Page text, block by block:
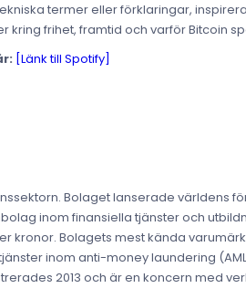
termer eller förklaringar,
frihet, framtid och varför Bitcoin
[Länk till Spotify]
Bolaget lanserade världens
inom finansiella tjänster och
kronor. Bolagets mest kända
inom anti-money laundering
2013 och är en koncern med